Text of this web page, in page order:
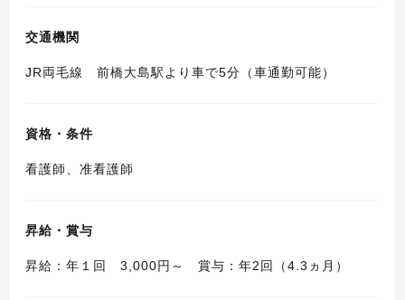
交通機関
JR両毛線 前橋大島駅より車で5分（車通勤可能）
資格・条件
看護師、准看護師
昇給・賞与
昇給：年１回 3,000円～ 賞与：年2回（4.3ヵ月）